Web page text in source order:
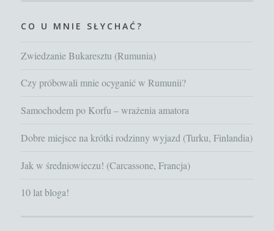
CO U MNIE SŁYCHAĆ?
Zwiedzanie Bukaresztu (Rumunia)
Czy próbowali mnie ocyganić w Rumunii?
Samochodem po Korfu – wrażenia amatora
Dobre miejsce na krótki rodzinny wyjazd (Turku, Finlandia)
Jak w średniowieczu! (Carcassone, Francja)
10 lat bloga!